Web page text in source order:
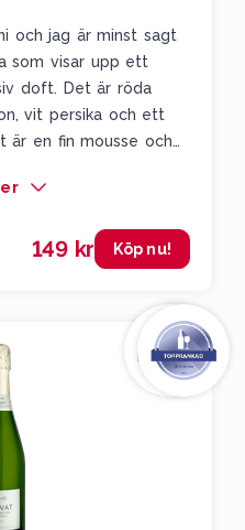
och jag är minst sagt
som visar upp ett
doft. Det är röda
vit persika och ett
är en fin mousse och
149 kr Köp nu!